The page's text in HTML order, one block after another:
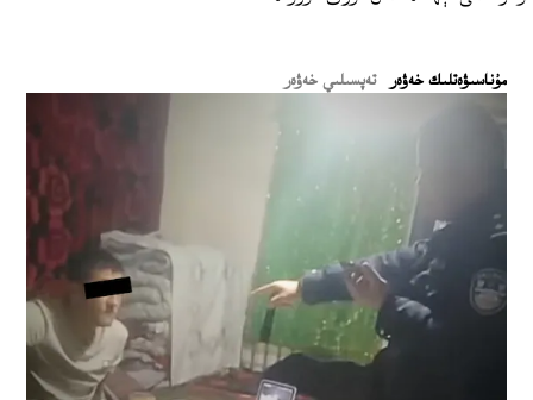
ﻣﯘﻧﺎﺳﯩﯟﻩﺗﻠﯩﻚ ﺧﻪﯞﻩﺭ تەپسىلىي خەۋەر